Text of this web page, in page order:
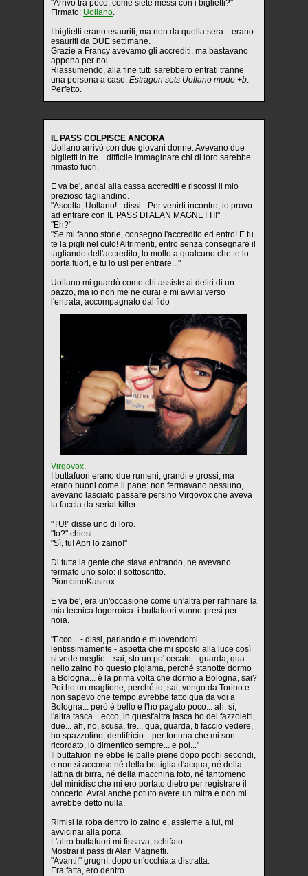
"Arrivo tra poco, come siete messi con i biglietti?"
Firmato: Uollano.
I biglietti erano esauriti, ma non da quella sera... erano
esauriti da DUE settimane.
Grazie a Francy avevamo gli accrediti, ma bastavano
appena per noi.
Riassumendo, alla fine tutti sarebbero entrati tranne
una persona a caso: Estragon sets Uollano mode +b.
Perfetto.
IL PASS COLPISCE ANCORA
Uollano arrivò con due giovani donne. Avevano due
biglietti in tre... difficile immaginare chi di loro sarebbe
rimasto fuori.
E va be', andai alla cassa accrediti e riscossi il mio
prezioso tagliandino.
"Ascolta, Uollano! - dissi - Per venirti incontro, io provo
ad entrare con IL PASS DI ALAN MAGNETTI!"
"Eh?"
"Se mi fanno storie, consegno l'accredito ed entro! E tu
te la pigli nel culo! Altrimenti, entro senza consegnare il
tagliando dell'accredito, lo mollo a qualcuno che te lo
porta fuori, e tu lo usi per entrare..."
Uollano mi guardò come chi assiste ai deliri di un
pazzo, ma io non me ne curai e mi avviai verso
l'entrata, accompagnato dal fido
Virgovox
I buttafuori erano due rumeni, grandi e grossi, ma
erano buoni come il pane: non fermavano nessuno,
avevano lasciato passare persino Virgovox che aveva
la faccia da serial killer.
"TU!" disse uno di loro.
"Io?" chiesi.
"Sì, tu! Apri lo zaino!"
Di tutta la gente che stava entrando, ne avevano
fermato uno solo: il sottoscritto.
PiombinoKastrox.
E va be', era un'occasione come un'altra per raffinare la
mia tecnica logorroica: i buttafuori vanno presi per
noia.
"Ecco... - dissi, parlando e muovendomi
lentissimamente - aspetta che mi sposto alla luce così
si vede meglio... sai, sto un po' cecato... guarda, qua
nello zaino ho questo pigiama, perché stanotte dormo
a Bologna... è la prima volta che dormo a Bologna, sai?
Poi ho un maglione, perché io, sai, vengo da Torino e
non sapevo che tempo avrebbe fatto qua da voi a
Bologna... però è bello e l'ho pagato poco... ah, sì,
l'altra tasca... ecco, in quest'altra tasca ho dei fazzoletti,
due... ah, no, scusa, tre... qua, guarda, ti faccio vedere,
ho spazzolino, dentifricio... per fortuna che mi son
ricordato, lo dimentico sempre... e poi..."
Il buttafuori ne ebbe le palle piene dopo pochi secondi,
e non si accorse né della bottiglia d'acqua, né della
lattina di birra, né della macchina foto, né tantomeno
del minidisc che mi ero portato dietro per registrare il
concerto. Avrai anche potuto avere un mitra e non mi
avrebbe detto nulla.
Rimisi la roba dentro lo zaino e, assieme a lui, mi
avvicinai alla porta.
L'altro buttafuori mi fissava, schifato.
Mostrai il pass di Alan Magnetti.
"Avanti!" grugnì, dopo un'occhiata distratta.
Era fatta, ero dentro.